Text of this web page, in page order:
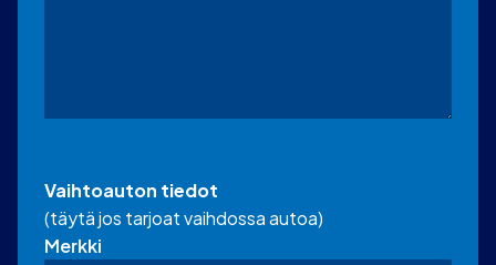
Vaihtoauton tiedot
(täytä jos tarjoat vaihdossa autoa)
Merkki